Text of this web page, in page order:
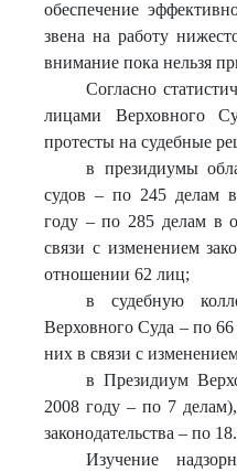
обеспечение
звена на работу
внимание пока нельзя
Согласно
лицами Верховного
протесты на судебные
в президиумы
судов – по 245 делам
году – по 285 делам в
связи с изменением
отношении 62 лиц;
в судебную
Верховного Суда – по
них в связи с
в Президиум
2008 году – по 7
законодательства – по 18.
Изучение